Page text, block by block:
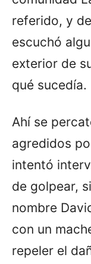
referido, y
escuchó
exterior de
qué sucedía.
Ahí se
agredidos
intentó
de golpear,
nombre
con un
repeler el